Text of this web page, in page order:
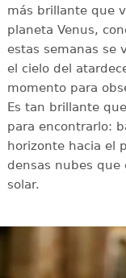
más brillante que
planeta Venus,
estas semanas se
el cielo del
momento para
Es tan brillante
para encontrarlo:
horizonte hacia el
densas nubes
solar.